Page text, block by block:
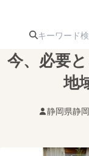
ターン
今、必要
地
静岡県静